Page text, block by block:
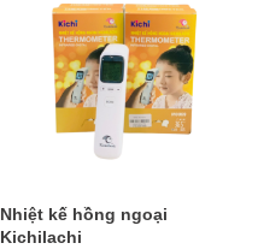
Nhiệt kế hồng ngoại
Kichilachi